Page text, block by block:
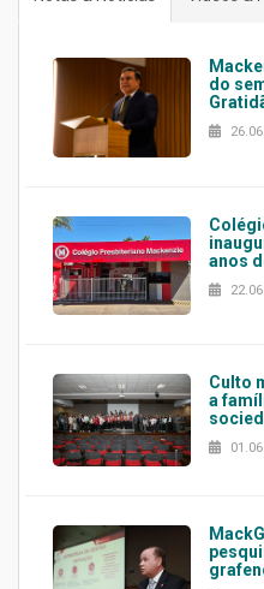
do
anos
Culto
a